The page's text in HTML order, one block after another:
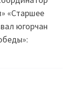
«Старшее
югорчан